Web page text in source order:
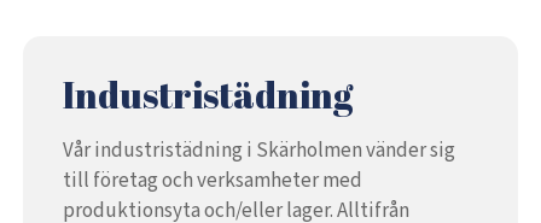
Industristädning
Vår industristädning i Skärholmen vänder sig
till företag och verksamheter med
produktionsyta och/eller lager. Alltifrån